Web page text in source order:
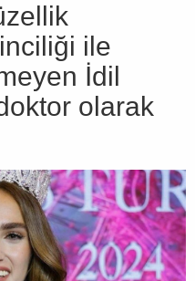
ile
İdil
olarak